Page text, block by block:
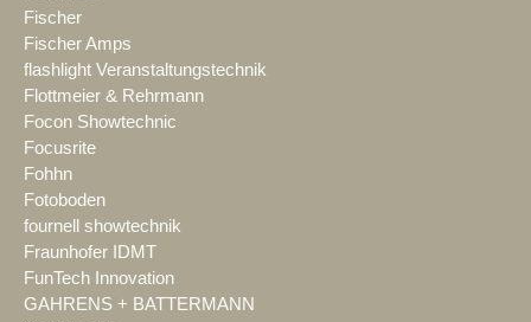
Fischer
Fischer Amps
flashlight Veranstaltungstechnik
Flottmeier & Rehrmann
Focon Showtechnic
Focusrite
Fohhn
Fotoboden
fournell showtechnik
Fraunhofer IDMT
FunTech Innovation
GAHRENS + BATTERMANN